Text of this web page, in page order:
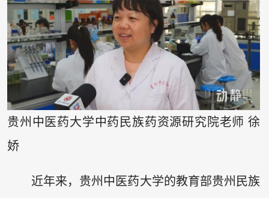
贵州中医药大学中药民族药资源研究院老师 徐
娇
近年来，贵州中医药大学的教育部贵州民族